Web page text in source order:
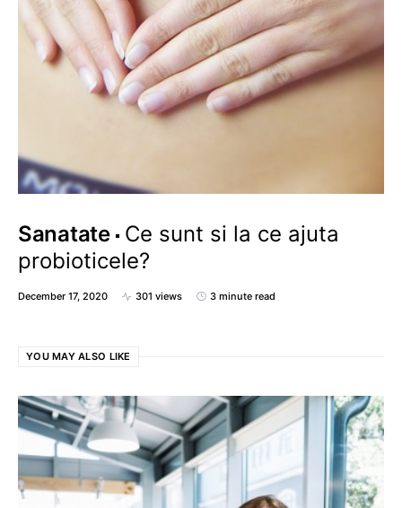
Sanatate Ce sunt si la ce ajuta
probioticele?
December 17, 2020 301 views 3 minute read
YOU MAY ALSO LIKE